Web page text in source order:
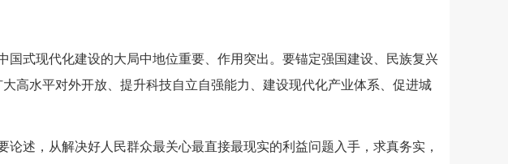
式现代化建设的大局中地位重要、作用突出。要锚定强国建设、民族复兴
高水平对外开放、提升科技自立自强能力、建设现代化产业体系、促进城
述，从解决好人民群众最关心最直接最现实的利益问题入手，求真务实，